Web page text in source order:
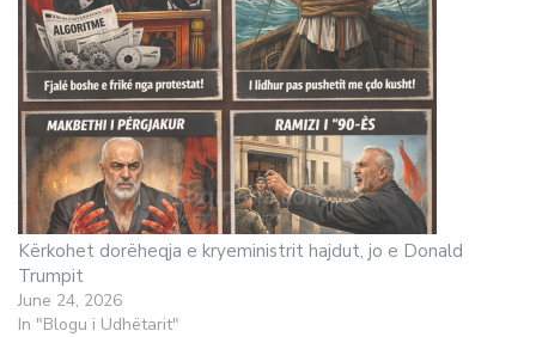
Kërkohet dorëheqja e kryeministrit hajdut, jo e Donald
Trumpit
June 24, 2026
In "Blogu i Udhëtarit"